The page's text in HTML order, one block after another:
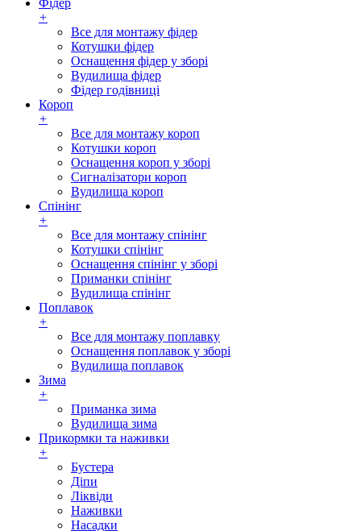
Фідер
+
Все для монтажу фідер
Котушки фідер
Оснащення фідер у зборі
Вудилища фідер
Фідер годівниці
Короп
+
Все для монтажу короп
Котушки короп
Оснащення короп у зборі
Сигналізатори короп
Вудилища короп
Спінінг
+
Все для монтажу спінінг
Котушки спінінг
Оснащення спінінг у зборі
Приманки спінінг
Вудилища спінінг
Поплавок
+
Все для монтажу поплавку
Оснащення поплавок у зборі
Вудилища поплавок
Зима
+
Приманка зима
Вудилища зима
Прикормки та наживки
+
Бустера
Діпи
Ліквіди
Наживки
Насадки